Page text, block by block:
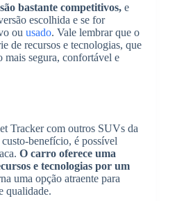
bastante competitivos, e
escolhida e se for
ou usado. Vale lembrar que o
de recursos e tecnologias, que
mais segura, confortável e
Tracker com outros SUVs da
benefício, é possível
O carro oferece uma
e tecnologias por um
uma opção atraente para
qualidade.